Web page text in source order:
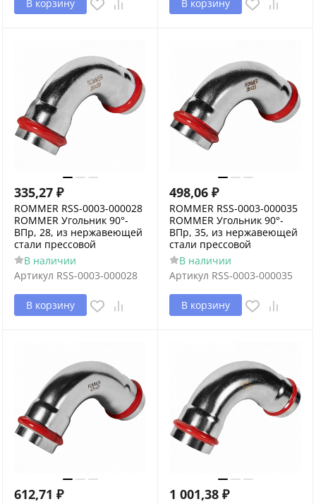
В корзину В корзину
335,27 ₽
ROMMER RSS-0003-000028
ROMMER Угольник 90°-
ВПр, 28, из нержавеющей
стали прессовой
В наличии
Артикул RSS-0003-000028
В корзину
498,06 ₽
ROMMER RSS-0003-000035
ROMMER Угольник 90°-
ВПр, 35, из нержавеющей
стали прессовой
В наличии
Артикул RSS-0003-000035
В корзину
612,71 ₽ 1 001,38 ₽